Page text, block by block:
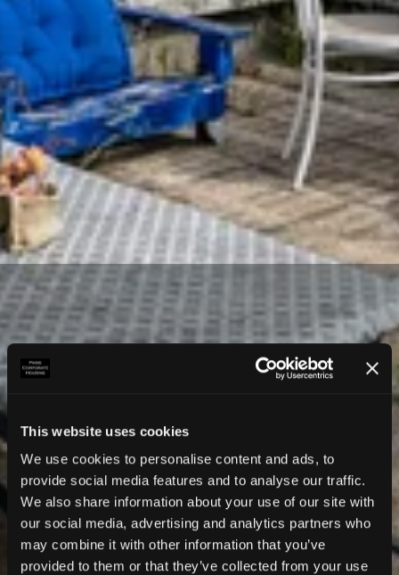
This website uses cookies
We use cookies to personalise content and ads, to
provide social media features and to analyse our traffic.
We also share information about your use of our site with
our social media, advertising and analytics partners who
may combine it with other information that you’ve
provided to them or that they’ve collected from your use